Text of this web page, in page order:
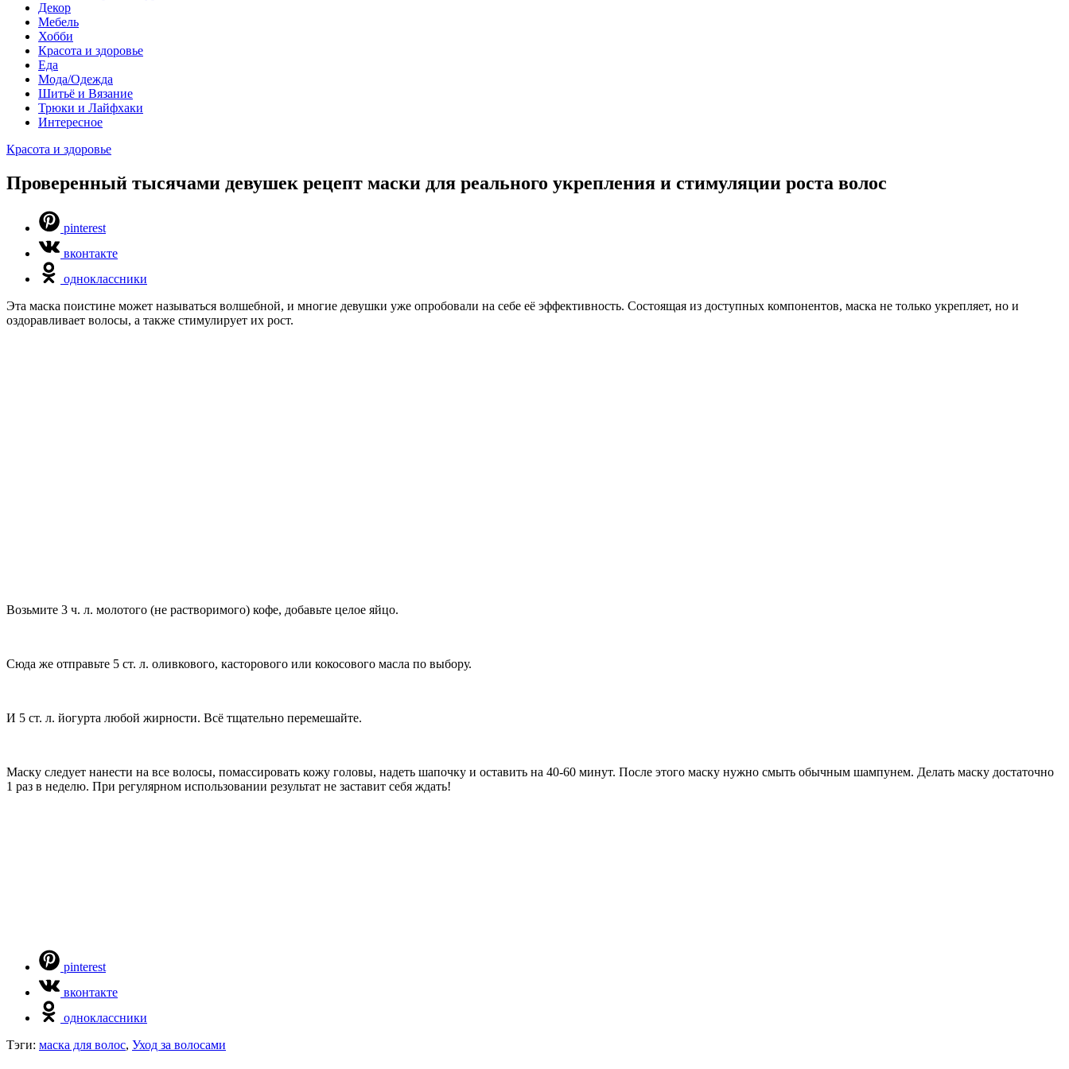
Декор
Мебель
Хобби
Красота и здоровье
Еда
Мода/Одежда
Шитьё и Вязание
Трюки и Лайфхаки
Интересное
Красота и здоровье
Проверенный тысячами девушек рецепт маски для реального укрепления и стимуляции роста волос
pinterest
вконтакте
одноклассники
Эта маска поистине может называться волшебной, и многие девушки уже опробовали на себе её эффективность. Состоящая из доступных компонентов, маска не только укрепляет, но и
оздоравливает волосы, а также стимулирует их рост.
Возьмите 3 ч. л. молотого (не растворимого) кофе, добавьте целое яйцо.
Сюда же отправьте 5 ст. л. оливкового, касторового или кокосового масла по выбору.
И 5 ст. л. йогурта любой жирности. Всё тщательно перемешайте.
Маску следует нанести на все волосы, помассировать кожу головы, надеть шапочку и оставить на 40-60 минут. После этого маску нужно смыть обычным шампунем. Делать маску достаточно
1 раз в неделю. При регулярном использовании результат не заставит себя ждать!
pinterest
вконтакте
одноклассники
Тэги: маска для волос, Уход за волосами